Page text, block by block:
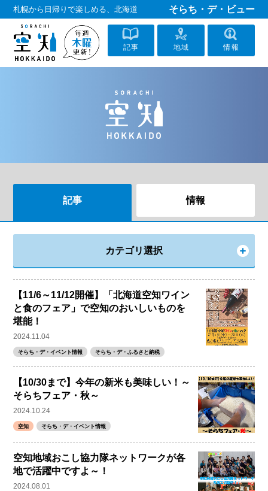
札幌から日帰りで楽しめる、北海道 そらち・デ・ビュー
記事 地域 情報
記事 情報
カテゴリ選択
【11/6～11/12開催】「北海道空知ワイン
と食のフェア」で空知のおいしいものを
堪能！
2024.11.04
そらち・デ・イベント情報 そらち・デ・ふるさと納税
【10/30まで】今年の新米も美味しい！～
そらちフェア・秋～
2024.10.24
空知 そらち・デ・イベント情報
空知地域おこし協力隊ネットワークが各
地で活躍中ですよ～！
2024.08.01